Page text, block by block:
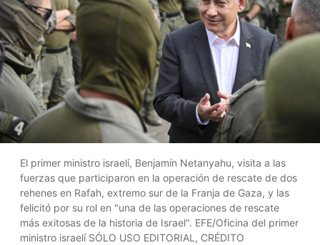
El primer ministro israelí, Benjamín Netanyahu, visita a las
fuerzas que participaron en la operación de rescate de dos
rehenes en Rafah, extremo sur de la Franja de Gaza, y las
felicitó por su rol en "una de las operaciones de rescate
más exitosas de la historia de Israel". EFE/Oficina del primer
ministro israelí SÓLO USO EDITORIAL, CRÉDITO